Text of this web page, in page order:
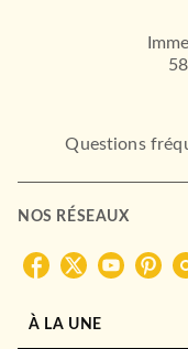
Questions
NOS RÉSEAUX
À LA UNE